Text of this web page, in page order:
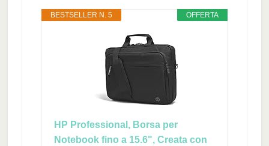
OFFERTA
BESTSELLER N. 5
HP Professional, Borsa per
Notebook fino a 15.6", Creata con